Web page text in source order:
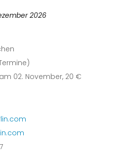
2026
02. November, 20 €